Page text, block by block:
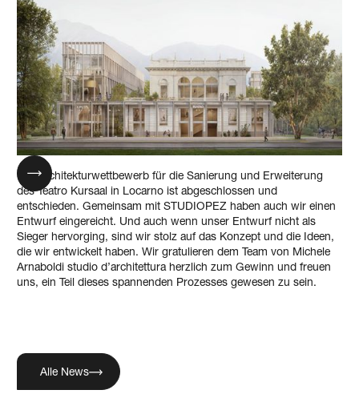
Der Architekturwettbewerb für die Sanierung und Erweiterung
des Teatro Kursaal in Locarno ist abgeschlossen und
entschieden. Gemeinsam mit STUDIOPEZ haben auch wir einen
Entwurf eingereicht. Und auch wenn unser Entwurf nicht als
Sieger hervorging, sind wir stolz auf das Konzept und die Ideen,
die wir entwickelt haben. Wir gratulieren dem Team von Michele
Arnaboldi studio d’architettura herzlich zum Gewinn und freuen
uns, ein Teil dieses spannenden Prozesses gewesen zu sein.
Alle News